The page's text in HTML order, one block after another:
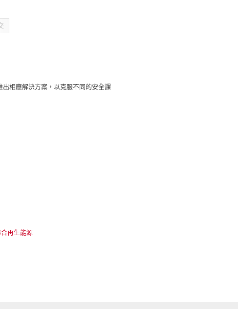
相應解決方案，以克服不同的安全課
再生能源